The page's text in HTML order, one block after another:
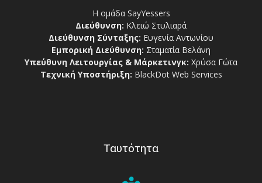
Η ομάδα SayYessers
Διεύθυνση: Κλειώ Στυλιαρά
Διεύθυνση Σύνταξης: Ευγενία Αντωνίου
Εμπορική Διεύθυνση: Σταματία Βελάνη
Υπεύθυνη Λειτουργίας & Μάρκετινγκ: Χρύσα Γώτα
Τεχνική Υποστήριξη: BlackDot Web Services
Ταυτότητα